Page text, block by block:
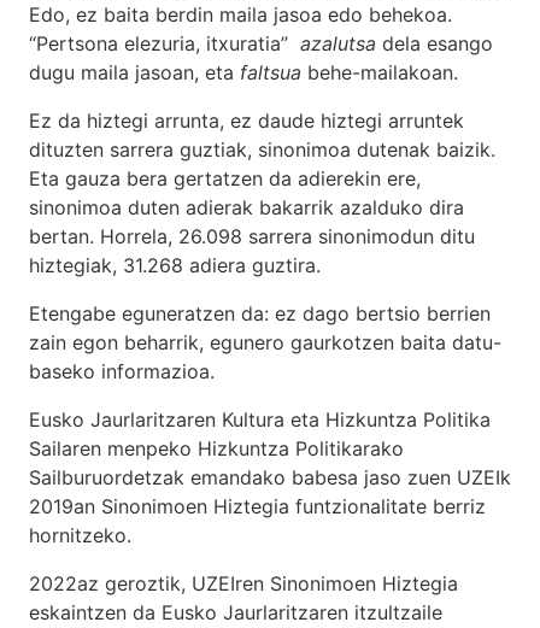
Edo, ez baita berdin maila jasoa edo behekoa.
“Pertsona elezuria, itxuratia” azalutsa dela esango
dugu maila jasoan, eta faltsua behe-mailakoan.
Ez da hiztegi arrunta, ez daude hiztegi arruntek
dituzten sarrera guztiak, sinonimoa dutenak baizik.
Eta gauza bera gertatzen da adierekin ere,
sinonimoa duten adierak bakarrik azalduko dira
bertan. Horrela, 26.098 sarrera sinonimodun ditu
hiztegiak, 31.268 adiera guztira.
Etengabe eguneratzen da: ez dago bertsio berrien
zain egon beharrik, egunero gaurkotzen baita datu-
baseko informazioa.
Eusko Jaurlaritzaren Kultura eta Hizkuntza Politika
Sailaren menpeko Hizkuntza Politikarako
Sailburuordetzak emandako babesa jaso zuen UZEIk
2019an Sinonimoen Hiztegia funtzionalitate berriz
hornitzeko.
2022az geroztik, UZEIren Sinonimoen Hiztegia
eskaintzen da Eusko Jaurlaritzaren itzultzaile